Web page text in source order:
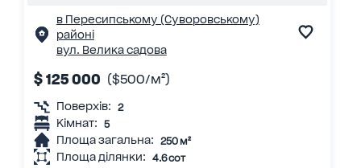
в Пересипському (Суворовському)
районі
вул. Велика садова
$ 125 000 ($500/м²)
Поверхів: 2
Кімнат: 5
Площа загальна: 250 м²
Площа ділянки: 4.6 сот